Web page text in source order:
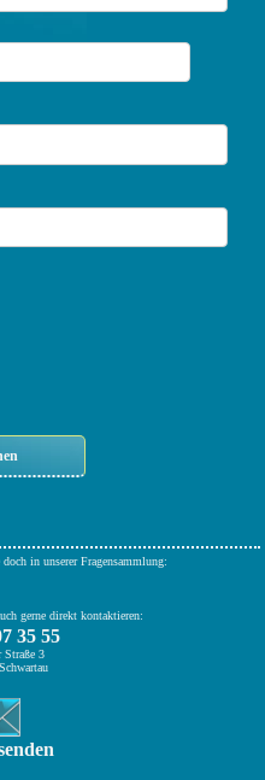
in unserer Fragensammlung:
gerne direkt kontaktieren:
35 55
Straße 3